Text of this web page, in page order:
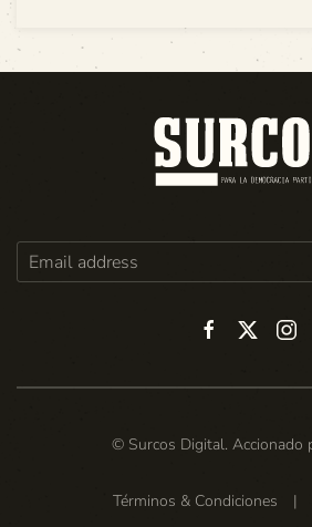
© Surcos Digital. Accionado
Términos & Condiciones |